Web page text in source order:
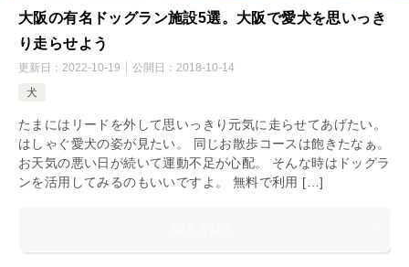
大阪の有名ドッグラン施設5選。大阪で愛犬を思いっき
り走らせよう
更新日： 2022-10-19 公開日： 2018-10-14
犬
たまにはリードを外して思いっきり元気に走らせてあげたい。
はしゃぐ愛犬の姿が見たい。 同じお散歩コースは飽きたなぁ。
お天気の悪い日が続いて運動不足が心配。 そんな時はドッグラ
ンを活用してみるのもいいですよ。 無料で利用 […]